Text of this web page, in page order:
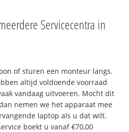
Servicecentra in
of sturen een monteur langs.
altijd voldoende voorraad
vandaag uitvoeren. Mocht dit
nemen we het apparaat mee
laptop als u dat wilt.
boekt u vanaf €70,00